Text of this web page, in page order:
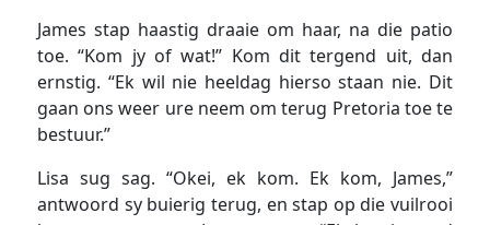
James stap haastig draaie om haar, na die patio
toe. “Kom jy of wat!” Kom dit tergend uit, dan
ernstig. “Ek wil nie heeldag hierso staan nie. Dit
gaan ons weer ure neem om terug Pretoria toe te
bestuur.”
Lisa sug sag. “Okei, ek kom. Ek kom, James,”
antwoord sy buierig terug, en stap op die vuilrooi